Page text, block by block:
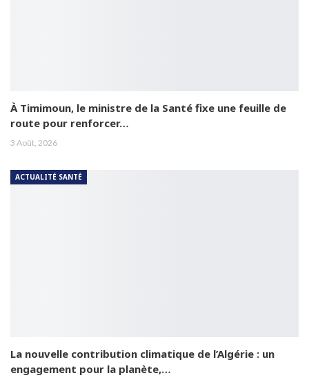
À Timimoun, le ministre de la Santé fixe une feuille de
route pour renforcer…
3 Août, 2026
ACTUALITÉ SANTÉ
La nouvelle contribution climatique de l’Algérie : un
engagement pour la planète,…